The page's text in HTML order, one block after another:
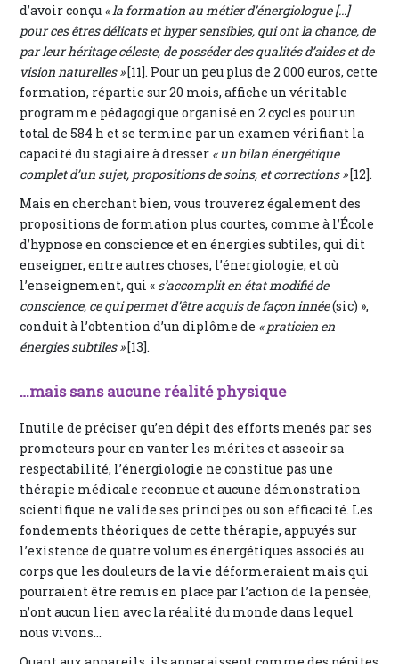
d’avoir conçu « la formation au métier d’énergiologue […]
pour ces êtres délicats et hyper sensibles, qui ont la chance, de
par leur héritage céleste, de posséder des qualités d’aides et de
vision naturelles »[11]. Pour un peu plus de 2 000 euros, cette
formation, répartie sur 20 mois, affiche un véritable
programme pédagogique organisé en 2 cycles pour un
total de 584 h et se termine par un examen vérifiant la
capacité du stagiaire à dresser « un bilan énergétique
complet d’un sujet, propositions de soins, et corrections »[12].
Mais en cherchant bien, vous trouverez également des
propositions de formation plus courtes, comme à l’École
d’hypnose en conscience et en énergies subtiles, qui dit
enseigner, entre autres choses, l’énergiologie, et où
l’enseignement, qui « s’accomplit en état modifié de
conscience, ce qui permet d’être acquis de façon innée(sic) »,
conduit à l’obtention d’un diplôme de « praticien en
énergies subtiles »[13].
…mais sans aucune réalité physique
Inutile de préciser qu’en dépit des efforts menés par ses
promoteurs pour en vanter les mérites et asseoir sa
respectabilité, l’énergiologie ne constitue pas une
thérapie médicale reconnue et aucune démonstration
scientifique ne valide ses principes ou son efficacité. Les
fondements théoriques de cette thérapie, appuyés sur
l’existence de quatre volumes énergétiques associés au
corps que les douleurs de la vie déformeraient mais qui
pourraient être remis en place par l’action de la pensée,
n’ont aucun lien avec la réalité du monde dans lequel
nous vivons…